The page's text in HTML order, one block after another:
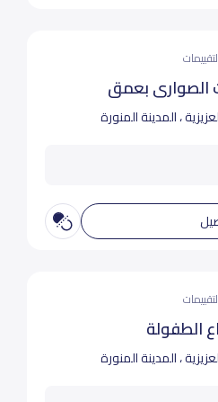
الصواري بعمق
، المدينة المنورة
الطفولة
، المدينة المنورة